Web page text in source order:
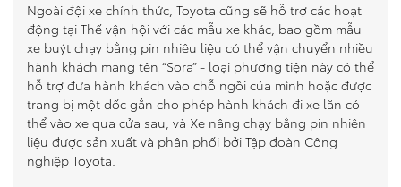
Ngoài đội xe chính thức, Toyota cũng sẽ hỗ trợ các hoạt
động tại Thế vận hội với các mẫu xe khác, bao gồm mẫu
xe buýt chạy bằng pin nhiêu liệu có thể vận chuyển nhiều
hành khách mang tên “Sora” - loại phương tiện này có thể
hỗ trợ đưa hành khách vào chỗ ngồi của mình hoặc được
trang bị một dốc gắn cho phép hành khách đi xe lăn có
thể vào xe qua cửa sau; và Xe nâng chạy bằng pin nhiên
liệu được sản xuất và phân phối bởi Tập đoàn Công
nghiệp Toyota.